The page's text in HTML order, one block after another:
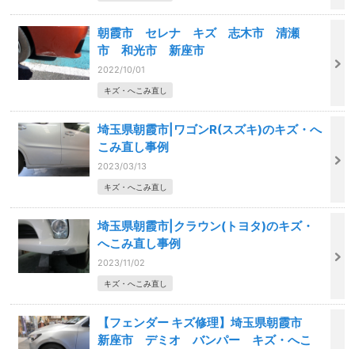
朝霞市 セレナ キズ 志木市 清瀬
市 和光市 新座市
2022/10/01
キズ・へこみ直し
埼玉県朝霞市|ワゴンR(スズキ)のキズ・へ
こみ直し事例
2023/03/13
キズ・へこみ直し
埼玉県朝霞市|クラウン(トヨタ)のキズ・
へこみ直し事例
2023/11/02
キズ・へこみ直し
【フェンダー キズ修理】埼玉県朝霞市
新座市 デミオ バンパー キズ・へこ